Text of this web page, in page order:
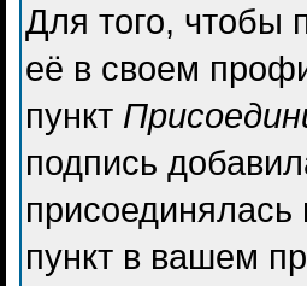
Для того, чтобы
её в своем
пункт
подпись
пункт в вашем